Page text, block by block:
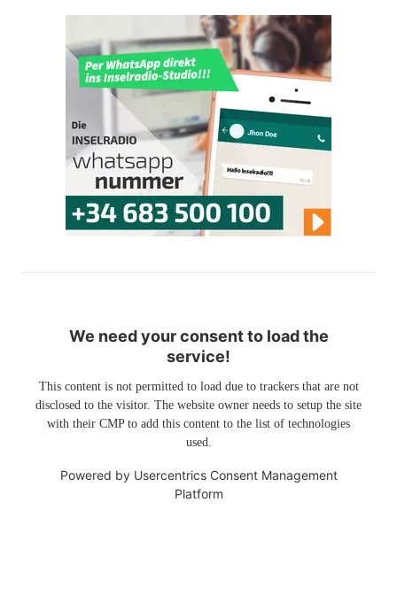
We need your consent to load the
service!
This content is not permitted to load due to trackers that are not
disclosed to the visitor. The website owner needs to setup the site
with their CMP to add this content to the list of technologies
used.
Powered by Usercentrics Consent Management
Platform